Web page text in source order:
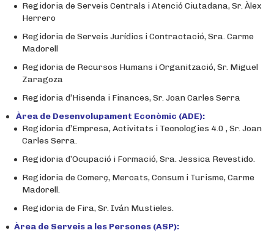
Regidoria de Serveis Centrals i Atenció Ciutadana, Sr. Àlex
Herrero
Regidoria de Serveis Jurídics i Contractació, Sra. Carme
Madorell
Regidoria de Recursos Humans i Organització, Sr. Miguel
Zaragoza
Regidoria d’Hisenda i Finances, Sr. Joan Carles Serra
Àrea de Desenvolupament Econòmic (ADE):
Regidoria d’Empresa, Activitats i Tecnologies 4.0 , Sr. Joan
Carles Serra.
Regidoria d’Ocupació i Formació, Sra. Jessica Revestido.
Regidoria de Comerç, Mercats, Consum i Turisme, Carme
Madorell.
Regidoria de Fira, Sr. Iván Mustieles.
Àrea de Serveis a les Persones (ASP):